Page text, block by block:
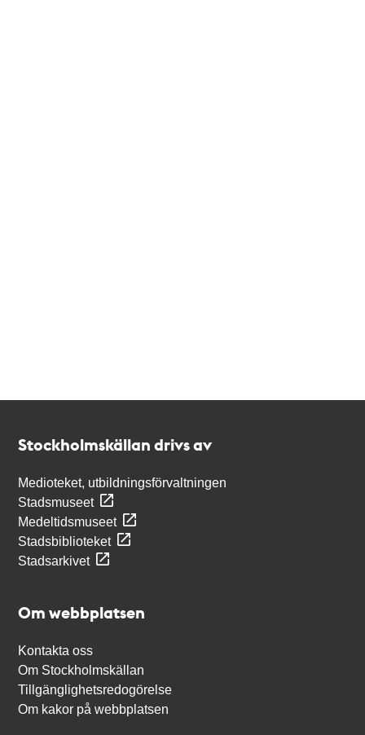
Stockholmskällan drivs av
Medioteket, utbildningsförvaltningen
Stadsmuseet
Medeltidsmuseet
Stadsbiblioteket
Stadsarkivet
Om webbplatsen
Kontakta oss
Om Stockholmskällan
Tillgänglighetsredogörelse
Om kakor på webbplatsen